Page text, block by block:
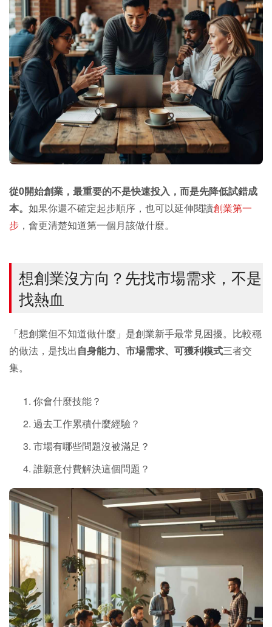
從0開始創業，最重要的不是快速投入，而是先降低試錯成
本。 如果你還不確定起步順序，也可以延伸閱讀創業第一
步 ，會更清楚知道第一個月該做什麼。
想創業沒方向？先找市場需求，不是
找熱血
「想創業但不知道做什麼」是創業新手最常見困擾。比較穩
的做法，是找出自身能力、市場需求、可獲利模式三者交
集。
你會什麼技能？
過去工作累積什麼經驗？
市場有哪些問題沒被滿足？
誰願意付費解決這個問題？